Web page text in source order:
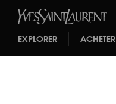
EXPLORER ACHETER